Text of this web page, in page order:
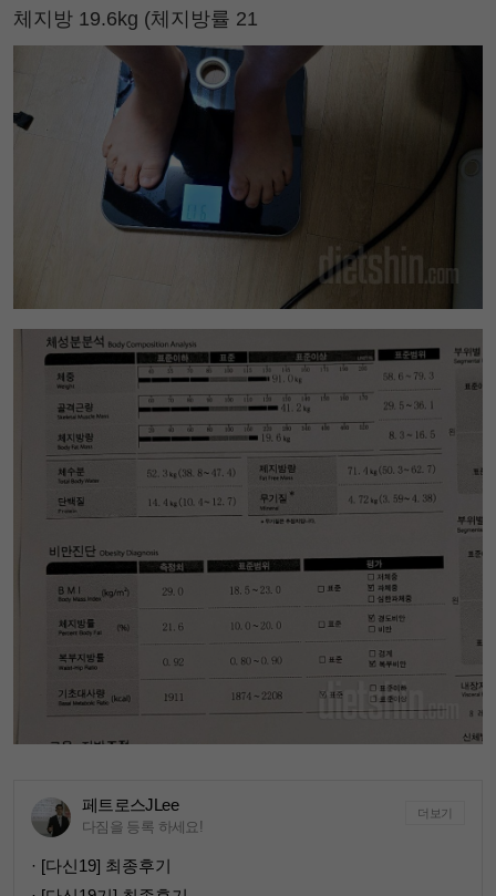
체지방 19.6kg (체지방률 21
페트로스JLee
다짐을 등록 하세요!
더보기
· [다신19] 최종후기